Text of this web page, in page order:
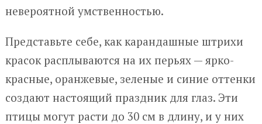
невероятной умственностью.
Представьте себе, как карандашные штрихи
красок расплываются на их перьях — ярко-
красные, оранжевые, зеленые и синие оттенки
создают настоящий праздник для глаз. Эти
птицы могут расти до 30 см в длину, и у них